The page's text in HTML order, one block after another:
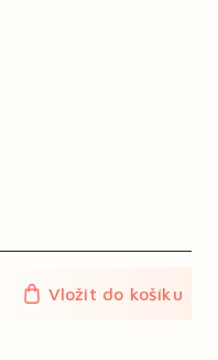
Vložit do košíku